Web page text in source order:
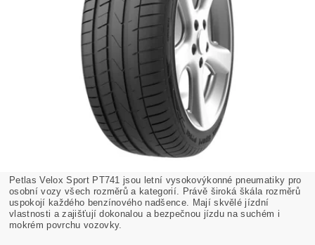
Petlas Velox Sport PT741 jsou letní vysokovýkonné pneumatiky pro
osobní vozy všech rozměrů a kategorií. Právě široká škála rozměrů
uspokojí každého benzínového nadšence. Mají skvělé jízdní
vlastnosti a zajišťují dokonalou a bezpečnou jízdu na suchém i
mokrém povrchu vozovky.